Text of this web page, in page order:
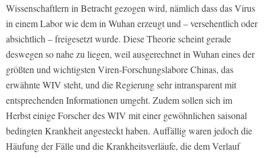
Wissenschaftlern in Betracht gezogen wird, nämlich dass das Virus
in einem Labor wie dem in Wuhan erzeugt und – versehentlich oder
absichtlich – freigesetzt wurde. Diese Theorie scheint gerade
deswegen so nahe zu liegen, weil ausgerechnet in Wuhan eines der
größten und wichtigsten Viren-Forschungslabore Chinas, das
erwähnte WIV steht, und die Regierung sehr intransparent mit
entsprechenden Informationen umgeht. Zudem sollen sich im
Herbst einige Forscher des WIV mit einer gewöhnlichen saisonal
bedingten Krankheit angesteckt haben. Auffällig waren jedoch die
Häufung der Fälle und die Krankheitsverläufe, die dem Verlauf